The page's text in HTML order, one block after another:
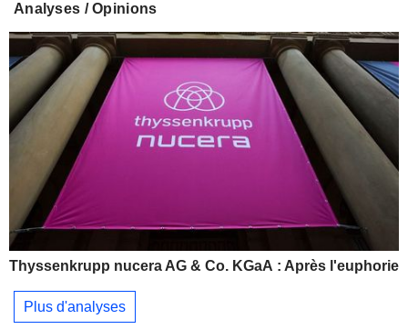
Analyses / Opinions
Thyssenkrupp nucera AG & Co. KGaA : Après l'euphorie
Plus d'analyses